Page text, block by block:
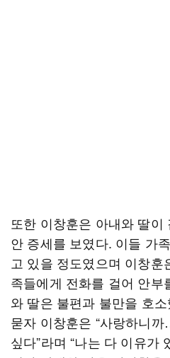
또한 이창훈은 아내와 딸이
안 증세를 보였다. 이들 가
고 있을 정도였으며 이창
족들에게 전화를 걸어 안부
와 딸은 불편과 불만을 호소
묻자 이창훈은 “사랑하니
싶다”라며 “나는 다 이유가